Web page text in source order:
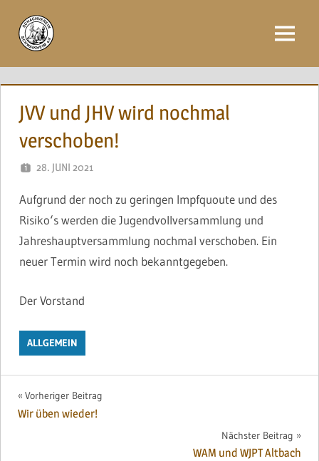
Inhalt
springen
Menü
JVV und JHV wird nochmal
verschoben!
28. JUNI 2021
Aufgrund der noch zu geringen Impfquoute und des
Risiko‘s werden die Jugendvollversammlung und
Jahreshauptversammlung nochmal verschoben. Ein
neuer Termin wird noch bekanntgegeben.
Der Vorstand
ALLGEMEIN
Beitragsnavigation
Vorheriger Beitrag
Wir üben wieder!
Nächster Beitrag
WAM und WJPT Altbach